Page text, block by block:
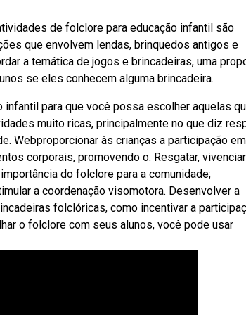
de folclore para educação infantil são
que envolvem lendas, brinquedos antigos e
a temática de jogos e brincadeiras, uma
se eles conhecem alguma brincadeira.
para que você possa escolher aquelas
muito ricas, principalmente no que diz
Webproporcionar às crianças a participação em
corporais, promovendo o. Resgatar,
do folclore para a comunidade;
a coordenação visomotora. Desenvolver a
folclóricas, como incentivar a
o folclore com seus alunos, você pode usar